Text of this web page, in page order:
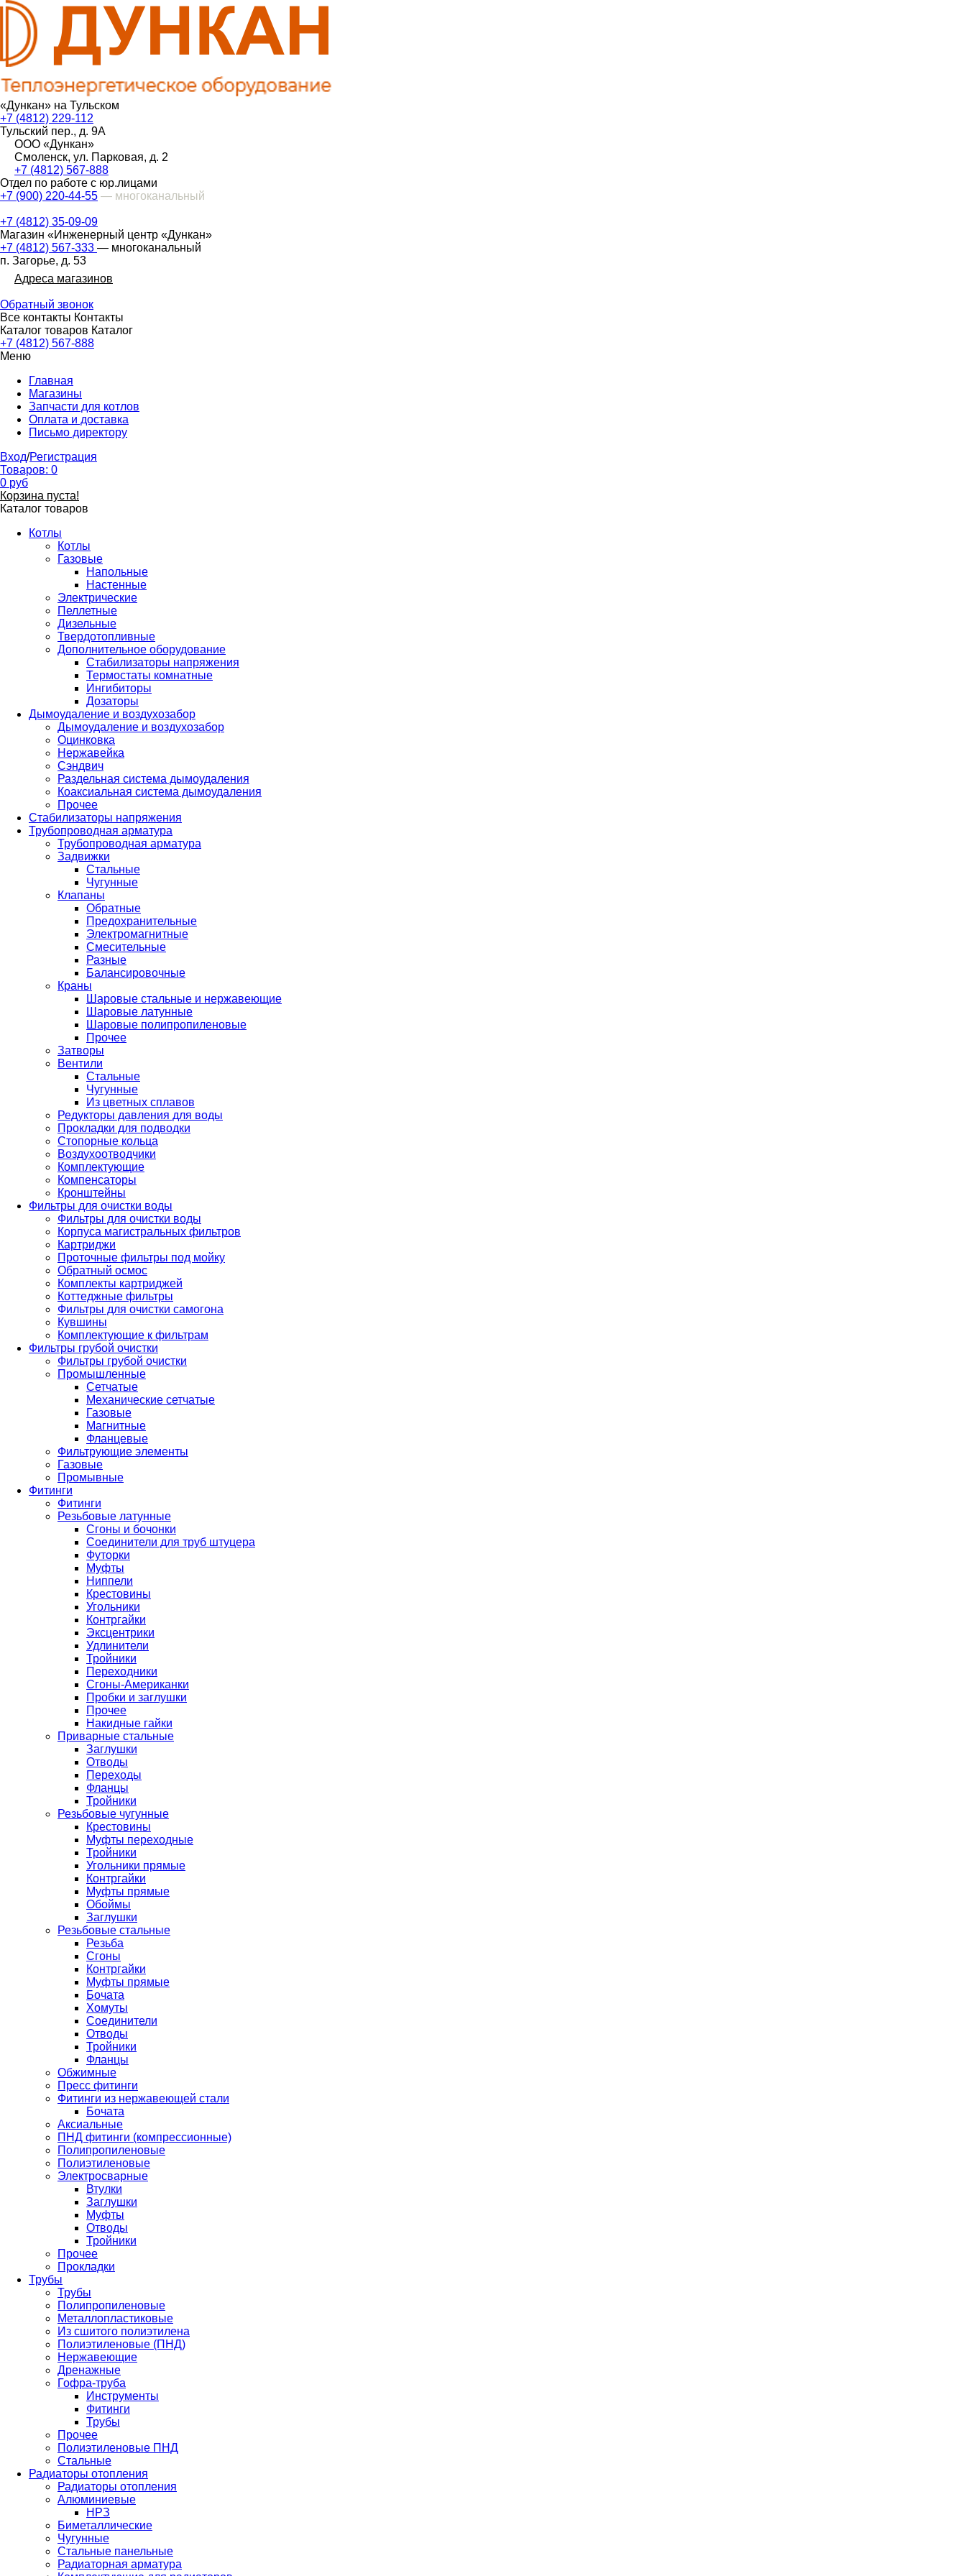
«Дункан» на Тульском
+7 (4812) 229-112
Тульский пер., д. 9А
ООО «Дункан»
Смоленск, ул. Парковая, д. 2
+7 (4812) 567-888
Отдел по работе с юр.лицами
+7 (900) 220-44-55 — многоканальный
+7 (4812) 35-09-09
Магазин «Инженерный центр «Дункан»
+7 (4812) 567-333 — многоканальный
п. Загорье, д. 53
Адреса магазинов
Обратный звонок
Все контакты Контакты
Каталог товаров Каталог
+7 (4812) 567-888
Меню
Главная
Магазины
Запчасти для котлов
Оплата и доставка
Письмо директору
Вход/Регистрация
Товаров: 0
0 руб
Корзина пуста!
Каталог товаров
Котлы
Котлы
Газовые
Напольные
Настенные
Электрические
Пеллетные
Дизельные
Твердотопливные
Дополнительное оборудование
Стабилизаторы напряжения
Термостаты комнатные
Ингибиторы
Дозаторы
Дымоудаление и воздухозабор
Дымоудаление и воздухозабор
Оцинковка
Нержавейка
Сэндвич
Раздельная система дымоудаления
Коаксиальная система дымоудаления
Прочее
Стабилизаторы напряжения
Трубопроводная арматура
Трубопроводная арматура
Задвижки
Стальные
Чугунные
Клапаны
Обратные
Предохранительные
Электромагнитные
Смесительные
Разные
Балансировочные
Краны
Шаровые стальные и нержавеющие
Шаровые латунные
Шаровые полипропиленовые
Прочее
Затворы
Вентили
Стальные
Чугунные
Из цветных сплавов
Редукторы давления для воды
Прокладки для подводки
Стопорные кольца
Воздухоотводчики
Комплектующие
Компенсаторы
Кронштейны
Фильтры для очистки воды
Фильтры для очистки воды
Корпуса магистральных фильтров
Картриджи
Проточные фильтры под мойку
Обратный осмос
Комплекты картриджей
Коттеджные фильтры
Фильтры для очистки самогона
Кувшины
Комплектующие к фильтрам
Фильтры грубой очистки
Фильтры грубой очистки
Промышленные
Сетчатые
Механические сетчатые
Газовые
Магнитные
Фланцевые
Фильтрующие элементы
Газовые
Промывные
Фитинги
Фитинги
Резьбовые латунные
Сгоны и бочонки
Соединители для труб штуцера
Футорки
Муфты
Ниппели
Крестовины
Угольники
Контргайки
Эксцентрики
Удлинители
Тройники
Переходники
Сгоны-Американки
Пробки и заглушки
Прочее
Накидные гайки
Приварные стальные
Заглушки
Отводы
Переходы
Фланцы
Тройники
Резьбовые чугунные
Крестовины
Муфты переходные
Тройники
Угольники прямые
Контргайки
Муфты прямые
Обоймы
Заглушки
Резьбовые стальные
Резьба
Сгоны
Контргайки
Муфты прямые
Бочата
Хомуты
Соединители
Отводы
Тройники
Фланцы
Обжимные
Пресс фитинги
Фитинги из нержавеющей стали
Бочата
Аксиальные
ПНД фитинги (компрессионные)
Полипропиленовые
Полиэтиленовые
Электросварные
Втулки
Заглушки
Муфты
Отводы
Тройники
Прочее
Прокладки
Трубы
Трубы
Полипропиленовые
Металлопластиковые
Из сшитого полиэтилена
Полиэтиленовые (ПНД)
Нержавеющие
Дренажные
Гофра-труба
Инструменты
Фитинги
Трубы
Прочее
Полиэтиленовые ПНД
Стальные
Радиаторы отопления
Радиаторы отопления
Алюминиевые
НРЗ
Биметаллические
Чугунные
Стальные панельные
Радиаторная арматура